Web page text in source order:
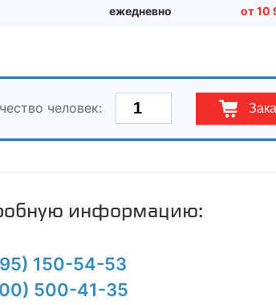
ежедневно от 10
человек:
информацию:
150-54-53
500-41-35